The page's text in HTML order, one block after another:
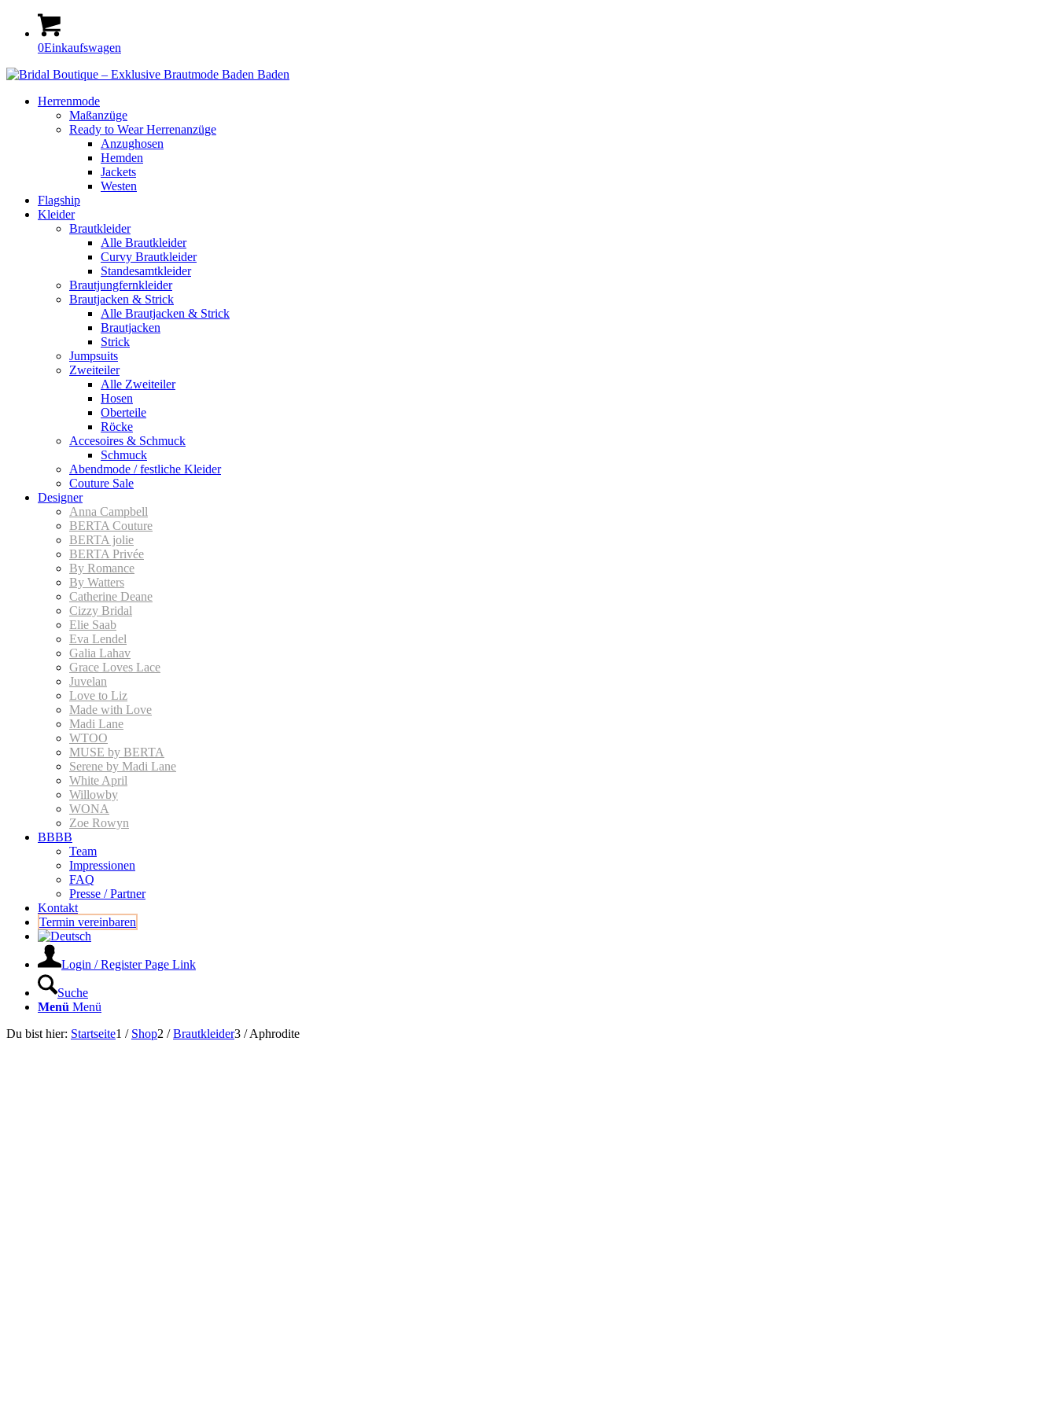
0Einkaufswagen
Herrenmode
Maßanzüge
Ready to Wear Herrenanzüge
Anzughosen
Hemden
Jackets
Westen
Flagship
Kleider
Braut­kleider
Alle Brautkleider
Curvy Braut­kleider
Standesamt­­­kleider
Braut­jungfern­kleider
Braut­jacken & Strick
Alle Brautjacken & Strick
Braut­jacken
Strick
Jumpsuits
Zweiteiler
Alle Zweiteiler
Hosen
Oberteile
Röcke
Accesoires & Schmuck
Schmuck
Abendmode / festliche Kleider
Couture Sale
Designer
Anna Campbell
BERTA Couture
BERTA jolie
BERTA Privée
By Romance
By Watters
Catherine Deane
Cizzy Bridal
Elie Saab
Eva Lendel
Galia Lahav
Grace Loves Lace
Juvelan
Love to Liz
Made with Love
Madi Lane
WTOO
MUSE by BERTA
Serene by Madi Lane
White April
Willowby
WONA
Zoe Rowyn
BBBB
Team
Impressionen
FAQ
Presse / Partner
Kontakt
Termin vereinbaren
Login / Register Page Link
Suche
Menü Menü
Du bist hier: Startseite1 / Shop2 / Braut­kleider3 / Aphrodite